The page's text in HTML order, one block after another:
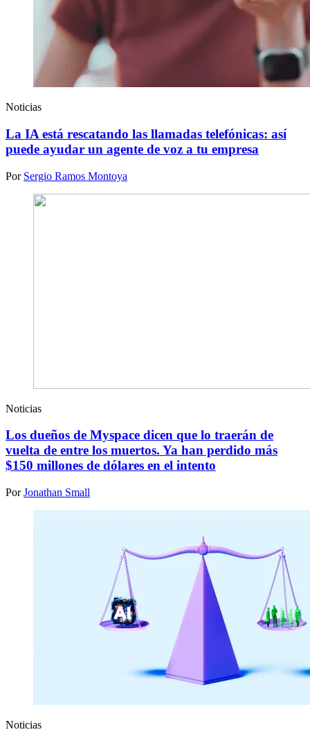
Noticias
La IA está rescatando las llamadas telefónicas: así
puede ayudar un agente de voz a tu empresa
Por Sergio Ramos Montoya
Noticias
Los dueños de Myspace dicen que lo traerán de
vuelta de entre los muertos. Ya han perdido más
$150 millones de dólares en el intento
PorJonathan Small
Noticias